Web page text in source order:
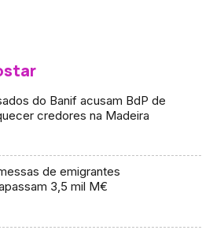
do Banif acusam BdP de
credores na Madeira
de emigrantes
3,5 mil M€